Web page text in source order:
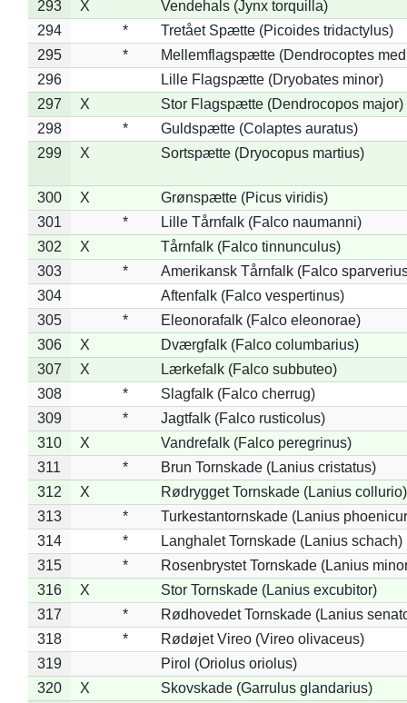
293
X
Vendehals (Jynx torquilla)
294
*
Tretået Spætte (Picoides tridactylus)
295
*
Mellemflagspætte (Dendrocoptes
296
Lille Flagspætte (Dryobates minor)
297
X
Stor Flagspætte (Dendrocopos major)
298
*
Guldspætte (Colaptes auratus)
299
X Sortspætte (Dryocopus martius)
300 X
Grønspætte (Picus viridis)
301
*
Lille Tårnfalk (Falco naumanni)
302
X
Tårnfalk (Falco tinnunculus)
303
*
Amerikansk Tårnfalk (Falco
304
Aftenfalk (Falco vespertinus)
305
*
Eleonorafalk (Falco eleonorae)
306
X
Dværgfalk (Falco columbarius)
307
X
Lærkefalk (Falco subbuteo)
308
*
Slagfalk (Falco cherrug)
309
*
Jagtfalk (Falco rusticolus)
310
X
Vandrefalk (Falco peregrinus)
311
*
Brun Tornskade (Lanius cristatus)
312
X
Rødrygget Tornskade (Lanius collurio)
313
*
Turkestantornskade (Lanius
314
*
Langhalet Tornskade (Lanius schach)
315
*
Rosenbrystet Tornskade (Lanius
316
X
Stor Tornskade (Lanius excubitor)
317
*
Rødhovedet Tornskade (Lanius
318
*
Rødøjet Vireo (Vireo olivaceus)
319
Pirol (Oriolus oriolus)
320
X
Skovskade (Garrulus glandarius)